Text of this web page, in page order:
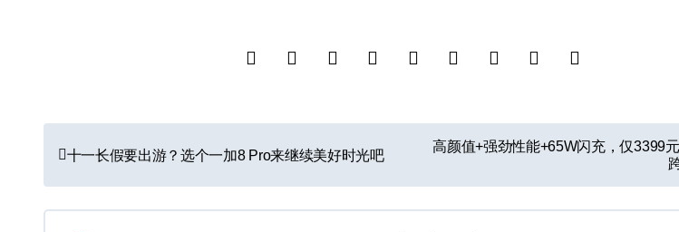
文
章
导
十一长假要出游？选个一加8 Pro来继续美好时光吧
高颜值+强劲性能+65W闪充，仅3399